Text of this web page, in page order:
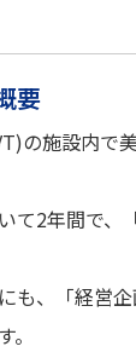
要
の施設内で
て2年間で
も、「経営